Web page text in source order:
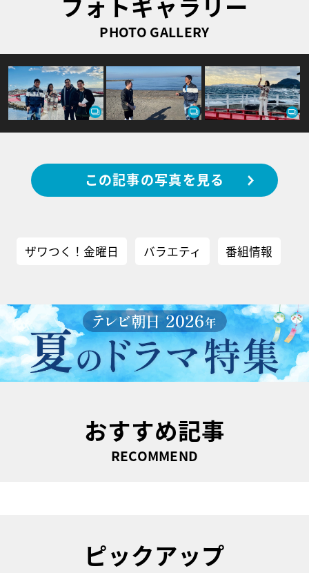
PHOTO GALLERY
この記事の写真を見る
ザワつく！金曜日 バラエティ 番組情報
おすすめ記事
RECOMMEND
ピックアップ